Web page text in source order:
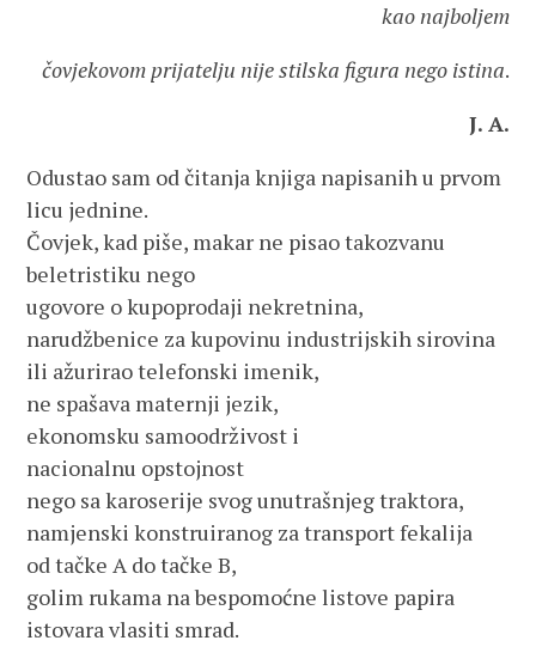
kao najboljem
čovjekovom prijatelju nije stilska figura nego istina.
J. A.
Odustao sam od čitanja knjiga napisanih u prvom
licu jednine.
Čovjek, kad piše, makar ne pisao takozvanu
beletristiku nego
ugovore o kupoprodaji nekretnina,
narudžbenice za kupovinu industrijskih sirovina
ili ažurirao telefonski imenik,
ne spašava maternji jezik,
ekonomsku samoodrživost i
nacionalnu opstojnost
nego sa karoserije svog unutrašnjeg traktora,
namjenski konstruiranog za transport fekalija
od tačke A do tačke B,
golim rukama na bespomoćne listove papira
istovara vlasiti smrad.